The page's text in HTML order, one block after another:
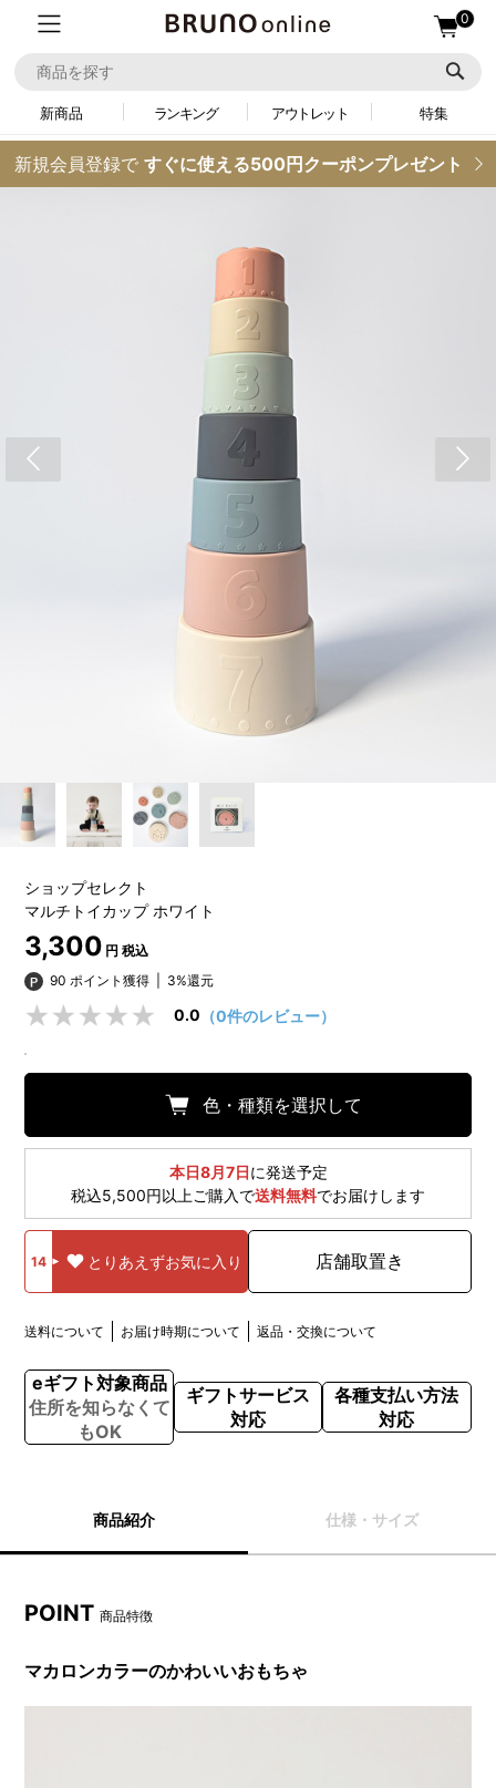
0
新商品 ランキング アウトレット 特集
新規会員登録で すぐに使える500円クーポンプレゼント
ショップセレクト
マルチトイカップ ホワイト
3,300 円 税込
90 ポイント獲得
3%還元
0.0 （0件のレビュー）
色・種類を選択して
本日8月7日に発送予定
税込5,500円以上ご購入で送料無料でお届けします
14 とりあえずお気に入り 店舗取置き
送料について お届け時期について 返品・交換について
eギフト対象商品
住所を知らなくて
もOK
ギフトサービス
対応
各種支払い方法
対応
商品紹介 仕様・サイズ
POINT商品特徴
マカロンカラーのかわいいおもちゃ